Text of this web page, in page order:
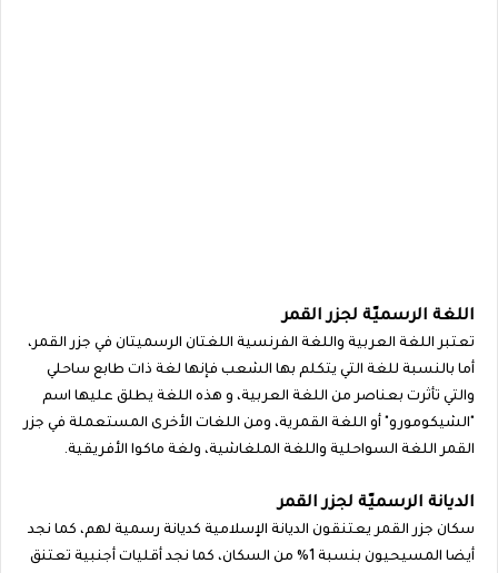
اللغة الرسميّة لجزر القمر
تعتبر اللغة العربية واللغة الفرنسية اللغتان الرسميتان في جزر القمر،
أما بالنسبة للغة التي يتكلم بها الشعب فإنها لغة ذات طابع ساحلي
والتي تأثرت بعناصر من اللغة العربية، و هذه اللغة يطلق عليها اسم
"الشيكومورو" أو اللغة القمرية، ومن اللغات الأخرى المستعملة في جزر
القمر اللغة السواحلية واللغة الملغاشية، ولغة ماكوا الأفريقية.
الديانة الرسميّة لجزر القمر
سكان جزر القمر يعتنقون الديانة الإسلامية كديانة رسمية لهم، كما نجد
أيضا المسيحيون بنسبة 1% من السكان، كما نجد أقليات أجنبية تعتنق